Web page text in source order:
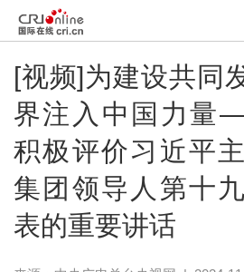
[视频]为建设共同
界注入中国力量
积极评价习近平
集团领导人第十
表的重要讲话